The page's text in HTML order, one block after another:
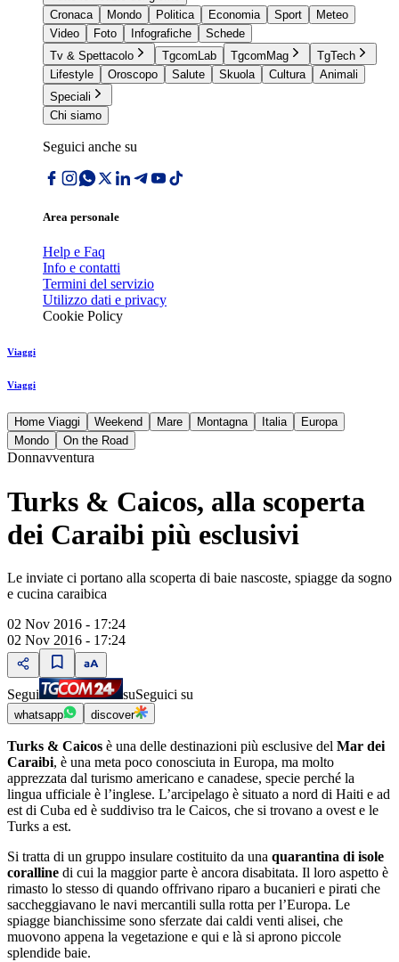
Cronaca
Mondo Politica Economia Sport
Meteo
Video
Foto Infografiche
Schede
Tv & Spettacolo
TgcomLab TgcomMag
TgTech
Lifestyle
Oroscopo Salute Skuola Cultura
Animali
Speciali
Chi siamo
Seguici anche su
Area personale
Help e Faq
Info e contatti
Termini del servizio
Utilizzo dati e privacy
Cookie Policy
Viaggi
Viaggi
Home Viaggi Weekend Mare Montagna Italia
Europa
Mondo
On the Road
Donnavventura
Turks & Caicos, alla scoperta
dei Caraibi più esclusivi
Le inviate ci portano alla scoperta di baie nascoste, spiagge da sogno
e cucina caraibica
02 Nov 2016 - 17:24
02 Nov 2016 - 17:24
Segui suSeguici su
whatsapp discover
Turks & Caicos è una delle destinazioni più esclusive del Mar dei
Caraibi, è una meta poco conosciuta in Europa, ma molto
apprezzata dal turismo americano e canadese, specie perché la
lingua ufficiale è l’inglese. L’arcipelago è situato a nord di Haiti e ad
est di Cuba ed è suddiviso tra le Caicos, che si trovano a ovest e le
Turks a est.
Si tratta di un gruppo insulare costituito da una quarantina di isole
coralline di cui la maggior parte è ancora disabitata. Il loro aspetto è
rimasto lo stesso di quando offrivano riparo a bucanieri e pirati che
saccheggiavano le navi mercantili sulla rotta per l’Europa. Le
spiagge bianchissime sono sferzate dai caldi venti alisei, che
muovono appena la vegetazione e qui e là si aprono piccole
splendide baie.